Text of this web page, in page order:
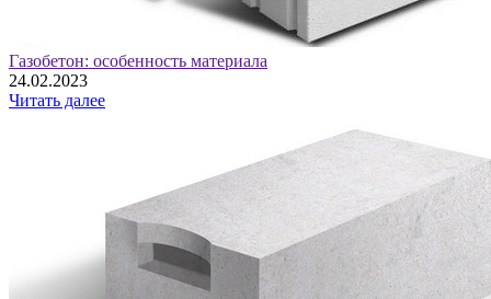
Газобетон: особенность материала
24.02.2023
Читать далее